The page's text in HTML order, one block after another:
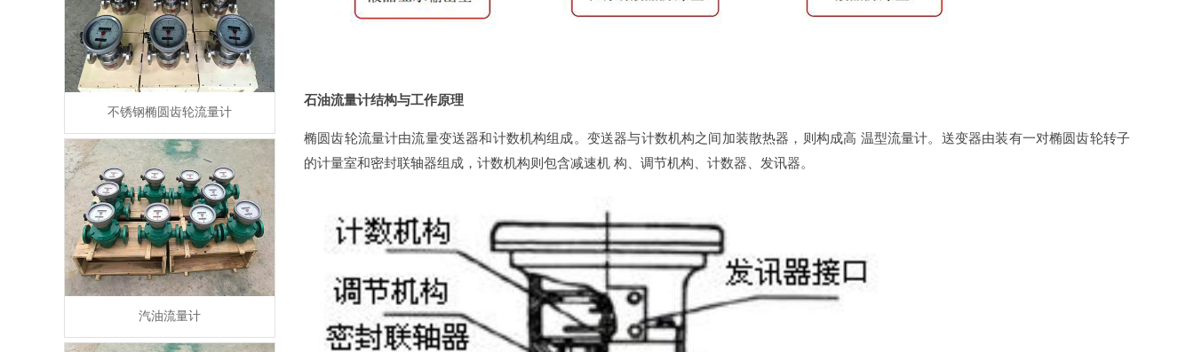
不锈钢椭圆齿轮流量计
汽油流量计
石油流量计结构与工作原理
椭圆齿轮流量计由流量变送器和计数机构组成。变送器与计数机构之间加装散热器，则构成高 温型流量计。送变器由装有一对椭圆齿轮转子
的计量室和密封联轴器组成，计数机构则包含减速机 构、调节机构、计数器、发讯器。